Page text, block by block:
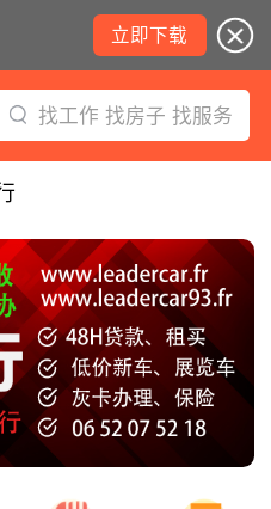
立即下载
找工作 找房子 找服务
周三日食观测指南！警
大陷阱！伊夫里结核病筛